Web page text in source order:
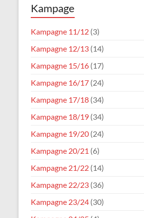
Karneval
Verein
1954
e.V.
Kampage
Kampagne 11/12 (3)
Kampagne 12/13 (14)
Kampagne 15/16 (17)
Kampagne 16/17 (24)
Kampagne 17/18 (34)
Kampagne 18/19 (34)
Kampagne 19/20 (24)
Kampagne 20/21 (6)
Kampagne 21/22 (14)
Kampagne 22/23 (36)
Kampagne 23/24 (30)